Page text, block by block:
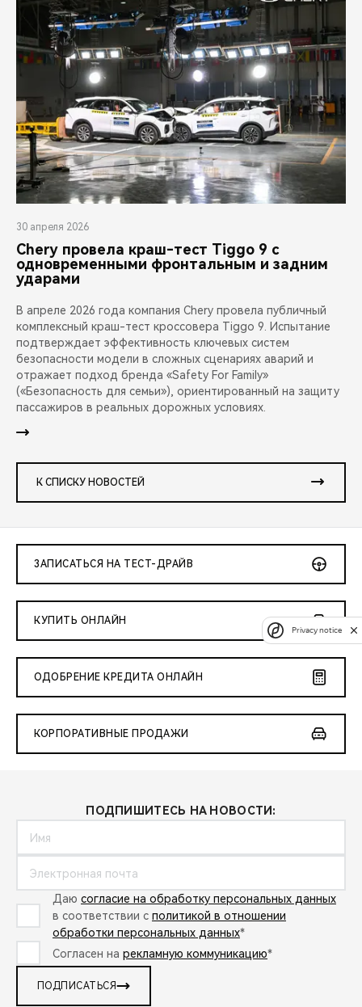
30 апреля 2026
Chery провела краш-тест Tiggo 9 с
одновременными фронтальным и задним
ударами
В апреле 2026 года компания Chery провела публичный
комплексный краш-тест кроссовера Tiggo 9. Испытание
подтверждает эффективность ключевых систем
безопасности модели в сложных сценариях аварий и
отражает подход бренда «Safety For Family»
(«Безопасность для семьи»), ориентированный на защиту
пассажиров в реальных дорожных условиях.
К СПИСКУ НОВОСТЕЙ
ЗАПИСАТЬСЯ НА ТЕСТ-ДРАЙВ
КУПИТЬ ОНЛАЙН
ОДОБРЕНИЕ КРЕДИТА ОНЛАЙН
КОРПОРАТИВНЫЕ ПРОДАЖИ
ПОДПИШИТЕСЬ НА НОВОСТИ:
Даю согласие на обработку персональных данных
в соответствии с политикой в отношении
обработки персональных данных*
Согласен на рекламную коммуникацию*
ПОДПИСАТЬСЯ
Privacy notice